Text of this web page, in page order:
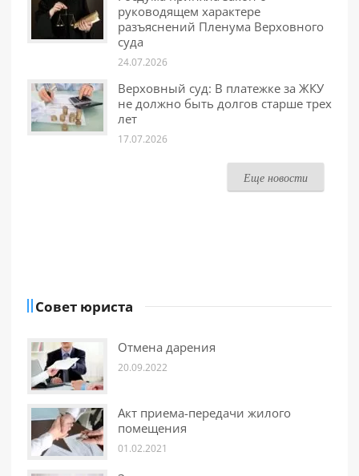
руководящем характере
разъяснений Пленума Верховного
суда
24.07.2026
Верховный суд: В платежке за ЖКУ
не должно быть долгов старше трех
лет
17.07.2026
Еще новости
Совет юриста
Отмена дарения
20.09.2022
Акт приема-передачи жилого
помещения
01.02.2021